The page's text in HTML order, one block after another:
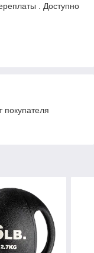
. Доступно
покупателя